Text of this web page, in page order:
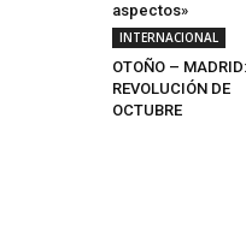
aspectos»
INTERNACIONAL
OTOÑO – MADRID:
REVOLUCIÓN DE
OCTUBRE